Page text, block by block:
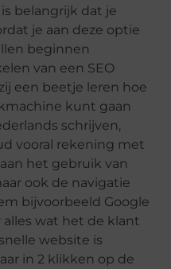
belangrijk dat je
je aan deze optie
beginnen
van een SEO
een beetje leren hoe
kunt gaan
schrijven,
vooral rekening met
het gebruik van
ook de navigatie
bijvoorbeeld Google
wat het de klant
website is
in 2 klikken op de